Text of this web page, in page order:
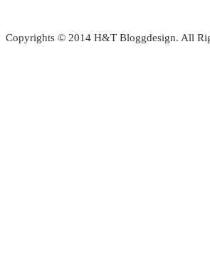
Copyrights © 2014 H&T Bloggdesign. All